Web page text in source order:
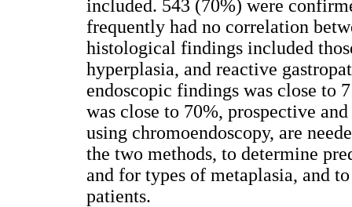
included. 543 (70%) were
frequently had no correlation
histological findings included
hyperplasia, and reactive
endoscopic findings was close to
was close to 70%, prospective
using chromoendoscopy, are
the two methods, to determine
and for types of metaplasia, and
patients.